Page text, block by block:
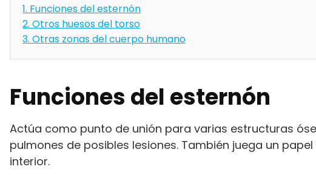
1. Funciones del esternón
2. Otros huesos del torso
3. Otras zonas del cuerpo humano
Funciones del esternón
Actúa como punto de unión para varias estructuras
pulmones de posibles lesiones. También juega un
interior.